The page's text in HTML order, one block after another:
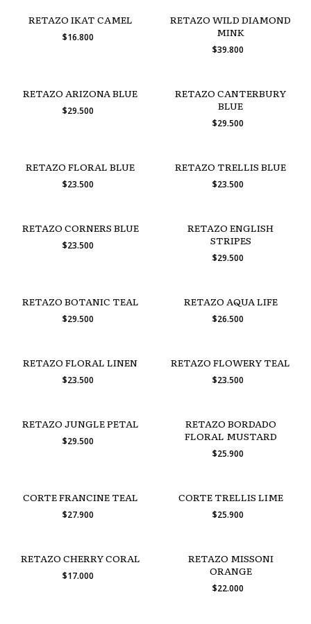
RETAZO IKAT CAMEL
$16.800
RETAZO WILD DIAMOND
MINK
$39.800
RETAZO ARIZONA BLUE
$29.500
RETAZO CANTERBURY
BLUE
$29.500
RETAZO FLORAL BLUE
$23.500
RETAZO TRELLIS BLUE
$23.500
RETAZO CORNERS BLUE
$23.500
RETAZO ENGLISH
STRIPES
$29.500
RETAZO BOTANIC TEAL
$29.500
RETAZO AQUA LIFE
$26.500
RETAZO FLORAL LINEN
$23.500
RETAZO FLOWERY TEAL
$23.500
RETAZO JUNGLE PETAL
$29.500
RETAZO BORDADO
FLORAL MUSTARD
$25.900
CORTE FRANCINE TEAL
$27.900
CORTE TRELLIS LIME
$25.900
RETAZO CHERRY CORAL
$17.000
RETAZO MISSONI
ORANGE
$22.000